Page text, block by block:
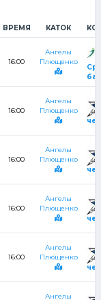
ВРЕМЯ КАТОК
16:00
Ангелы
Плющенко
16:00
Ангелы
Плющенко
16:00
Ангелы
Плющенко
16:00
Ангелы
Плющенко
16:00
Ангелы
Плющенко
Ангелы